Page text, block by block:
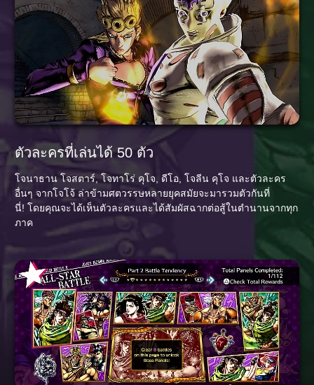
ตัวละครที่เล่นได้ 50 ตัว
โจนาธาน โจสตาร์, โจทาโร่ คุโจ, ดีโอ, โจลีน คุโจ และตัวละคร
อื่นๆ จากโจโจ้ ล่าข้ามศตวรรษหลายยุคสมัยจะมารวมตัวกันที่
นี่! โดยคุณจะได้เห็นตัวละครและได้สัมผัสฉากต่อสู้ในตำนานจากทุก
ภาค